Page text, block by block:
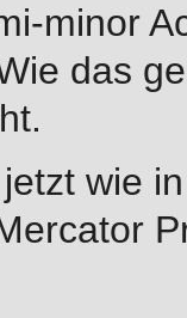
minor
das
wie